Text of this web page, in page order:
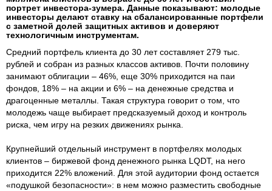
портрет инвестора-зумера. Данные показывают: молодые
инвесторы делают ставку на сбалансированные портфели
с заметной долей защитных активов и доверяют
технологичным инструментам.
Средний портфель клиента до 30 лет составляет 279 тыс.
рублей и собран из разных классов активов. Почти половину
занимают облигации – 46%, еще 30% приходится на паи
фондов, 18% – на акции и 6% – на денежные средства и
драгоценные металлы. Такая структура говорит о том, что
молодежь чаще выбирает предсказуемый доход и контроль
риска, чем игру на резких движениях рынка.
Крупнейший отдельный инструмент в портфелях молодых
клиентов – биржевой фонд денежного рынка LQDT, на него
приходится 22% вложений. Для этой аудитории фонд остается
«подушкой безопасности»: в нем можно разместить свободные